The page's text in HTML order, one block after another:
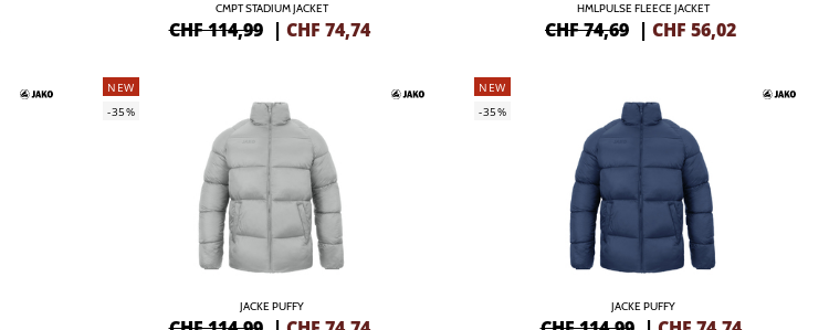
CMPT STADIUM JACKET
CHF 114,99 | CHF 74,74
HMLPULSE FLEECE JACKET
CHF 74,69 | CHF 56,02
NEW
-35%
JACKE PUFFY
NEW
-35%
JACKE PUFFY